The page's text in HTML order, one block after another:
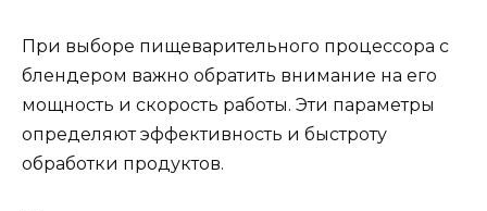
При выборе пищеварительного процессора с
блендером важно обратить внимание на его
мощность и скорость работы. Эти параметры
определяют эффективность и быстроту
обработки продуктов.